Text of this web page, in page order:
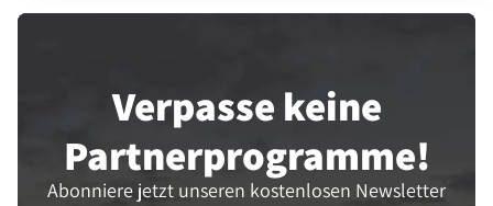
Verpasse keine
Partner­programme!
Abonniere jetzt unseren kostenlosen Newsletter